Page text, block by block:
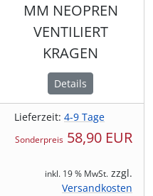
MM NEOPREN
VENTILIERT
KRAGEN
Details
Lieferzeit: 4-9 Tage
Sonderpreis 58,90 EUR
inkl. 19 % MwSt. zzgl.
Versandkosten